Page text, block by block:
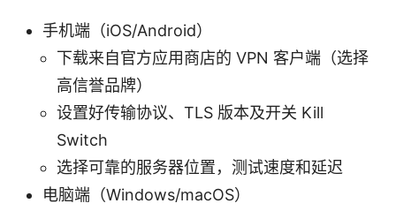
手机端（iOS/Android）
下载来自官方应用商店的 VPN 客户端（选择
高信誉品牌）
设置好传输协议、TLS 版本及开关 Kill
Switch
选择可靠的服务器位置，测试速度和延迟
电脑端（Windows/macOS）